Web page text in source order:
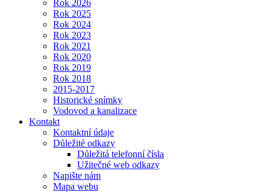
Rok 2026
Rok 2025
Rok 2024
Rok 2023
Rok 2021
Rok 2020
Rok 2019
Rok 2018
2015-2017
Historické snímky
Vodovod a kanalizace
Kontakt
Kontaktní údaje
Důležité odkazy
Důležitá telefonní čísla
Užitečné web odkazy
Napište nám
Mapa webu